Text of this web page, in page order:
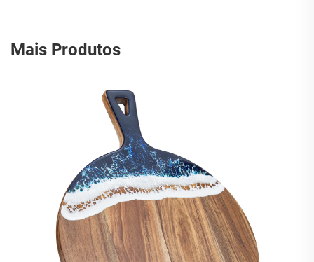
Mais Produtos